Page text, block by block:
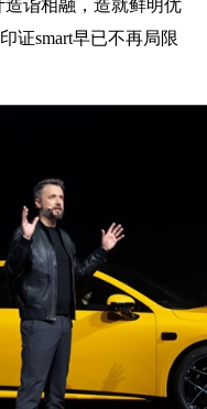
诣相融，造就鲜明优
证smart早已不再局限